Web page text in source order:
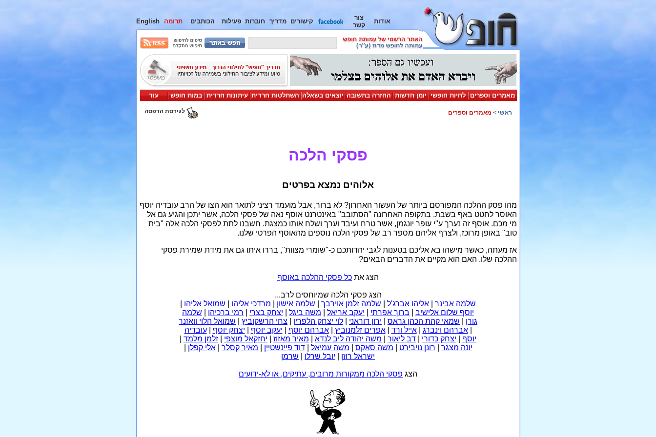
אודות
צור
קשר
קישורים מדריך חוברות פעילות הכותבים תרומה English
מאמרים וספרים לחיות חופשי יומן חדשות החזרה בתשובה יוצאים בשאלה השתלטות חרדית עיתונות חרדית במות חופש עוד
ראשי > מאמרים וספרים לגירסת הדפסה
פסקי הלכה
אלוהים נמצא בפרטים
מהו פסק ההלכה המפורסם ביותר של העשור האחרון? לא ברור, אבל מועמד רציני לתואר הוא הצו של הרב עובדיה יוסף
האוסר לחטט באף בשבת. בתקופה האחרונה "הסתובב" באינטרנט אוסף נאה של פסקי הלכה, אשר יתכן והגיע גם אל
מי מכם. אוסף זה נערך ע"י עופר יונגמן, אשר טרח ועיבד וערך ושלח אותו כמצגת. חשבנו לתת לפסקי הלכה אלה "בית
טוב" באופן מרוכז, ולצרף אליהם מספר רב של פסקי הלכה נוספים מהאוסף הפרטי שלנו.
אז מעתה, כאשר מישהו בא אליכם בטענות לגבי יהדותכם כ-"שומרי מצוות", בררו איתו גם את מידת שמירת פסקי
ההלכה שלו. האם הוא מקיים את הדברים הבאים?
הצג את כל פסקי ההלכה באוסף
הצג פסקי הלכה שמיוחסים לרב...
שלמה אבינר
אליהו אברג'ל שלמה זלמן אוירבך שלמה אישון מרדכי אליהו שמואל אליהו
יוסף שלום אלישיב
ברוך אפרתי יעקב אריאל משה ביגל יצחק בצרי רמי ברכיהו
שלמה
גורן
שמאי קהת הכהן גראס ירון דוראני לוי יצחק הלפרין צחי הרשקוביץ
שמואל הלוי וואזנר
|אברהם וינברג |אייל ורד |אפרים זלמנוביץ |אברהם יוסף יעקב יוסף יצחק יוסף |עובדיה
יוסף
יצחק כדורי דב ליאור משה יהודה ליב לנדא מאיר מאזוז יחזקאל מוצפי זלמן מלמד
יונה מצגר
רונן נויבירט משה סאקס משה עמיאל |דוד פיינשטיין מאיר קסלר |אלי קפלן
ישראל רוזן
יובל שרלו שרמן
הצג פסקי הלכה ממקורות מרובים, עתיקים, או לא-ידועים